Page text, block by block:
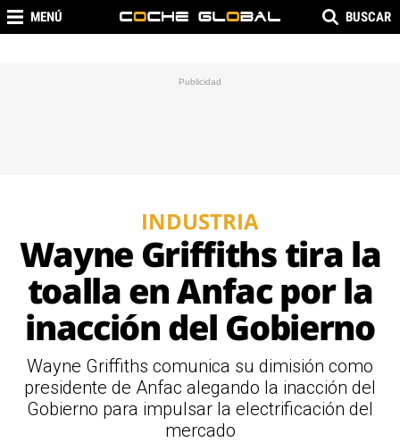
MENÚ BUSCAR
INDUSTRIA
Wayne Griffiths tira la
toalla en Anfac por la
inacción del Gobierno
Wayne Griffiths comunica su dimisión como
presidente de Anfac alegando la inacción del
Gobierno para impulsar la electrificación del
mercado